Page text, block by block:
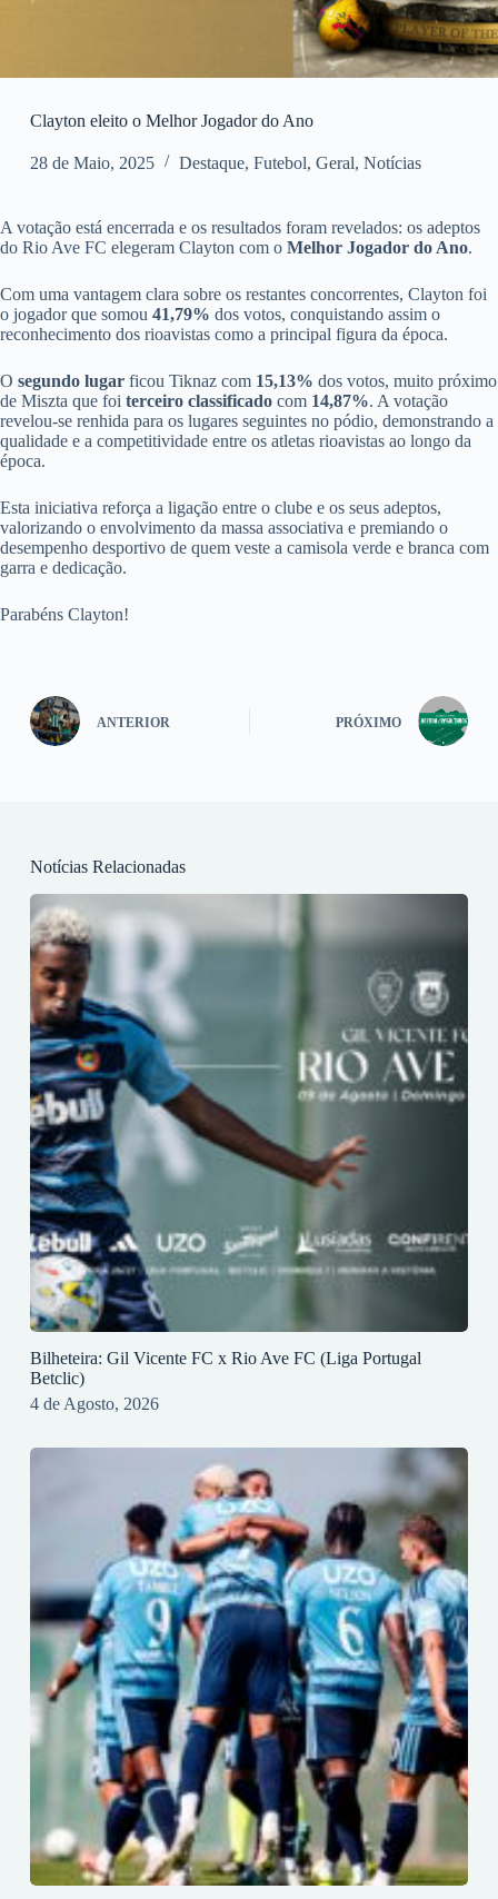
Clayton eleito o Melhor Jogador do Ano
28 de Maio, 2025 Destaque, Futebol, Geral, Notícias
A votação está encerrada e os resultados foram revelados: os adeptos
do Rio Ave FC elegeram Clayton com o Melhor Jogador do Ano.
Com uma vantagem clara sobre os restantes concorrentes, Clayton foi
o jogador que somou 41,79% dos votos, conquistando assim o
reconhecimento dos rioavistas como a principal figura da época.
O segundo lugar ficou Tiknaz com 15,13% dos votos, muito próximo
de Miszta que foi terceiro classificado com 14,87%. A votação
revelou-se renhida para os lugares seguintes no pódio, demonstrando a
qualidade e a competitividade entre os atletas rioavistas ao longo da
época.
Esta iniciativa reforça a ligação entre o clube e os seus adeptos,
valorizando o envolvimento da massa associativa e premiando o
desempenho desportivo de quem veste a camisola verde e branca com
garra e dedicação.
Parabéns Clayton!
ANTERIOR PRÓXIMO
Notícias Relacionadas
Bilheteira: Gil Vicente FC x Rio Ave FC (Liga Portugal
Betclic)
4 de Agosto, 2026